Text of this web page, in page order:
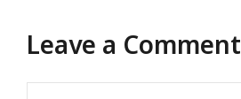
Leave a Comment